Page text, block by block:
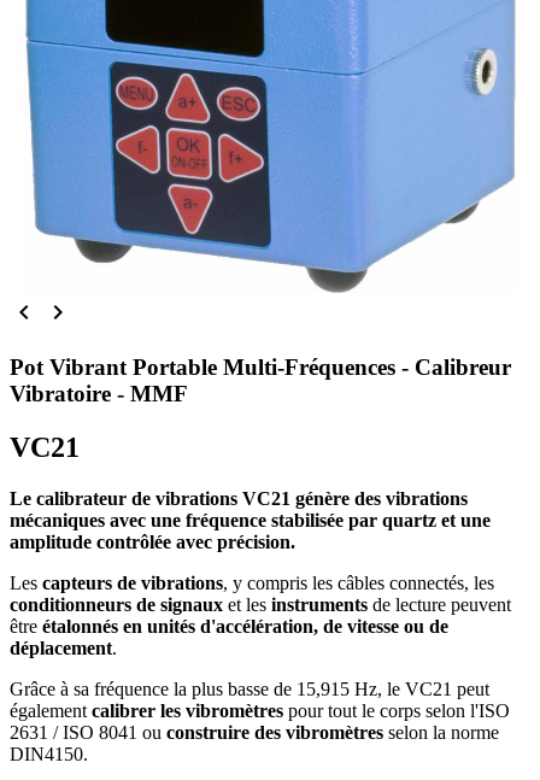
 
Pot Vibrant Portable Multi-Fréquences - Calibreur
Vibratoire - MMF
VC21
Le calibrateur de vibrations VC21 génère des vibrations
mécaniques avec une fréquence stabilisée par quartz et une
amplitude contrôlée avec précision.
Les capteurs de vibrations, y compris les câbles connectés, les
conditionneurs de signaux et les instruments de lecture peuvent
être étalonnés en unités d'accélération, de vitesse ou de
déplacement.
Grâce à sa fréquence la plus basse de 15,915 Hz, le VC21 peut
également calibrer les vibromètres pour tout le corps selon l'ISO
2631 / ISO 8041 ou construire des vibromètres selon la norme
DIN4150.